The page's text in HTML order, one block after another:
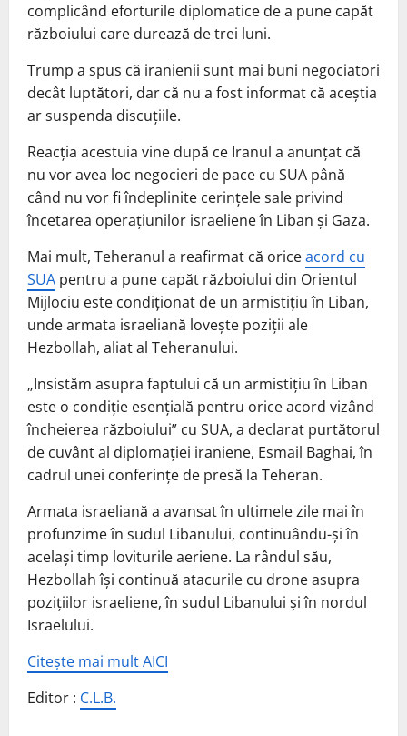
complicând eforturile diplomatice de a pune capăt
războiului care durează de trei luni.
Trump a spus că iranienii sunt mai buni negociatori
decât luptători, dar că nu a fost informat că aceştia
ar suspenda discuţiile.
Reacția acestuia vine după ce Iranul a anunţat că
nu vor avea loc negocieri de pace cu SUA până
când nu vor fi îndeplinite cerinţele sale privind
încetarea operaţiunilor israeliene în Liban şi Gaza.
Mai mult, Teheranul a reafirmat că oriceacord cu
SUA pentru a pune capăt războiului din Orientul
Mijlociu este condiţionat de un armistiţiu în Liban,
unde armata israeliană loveşte poziţii ale
Hezbollah, aliat al Teheranului.
„Insistăm asupra faptului că un armistiţiu în Liban
este o condiţie esenţială pentru orice acord vizând
încheierea războiului” cu SUA, a declarat purtătorul
de cuvânt al diplomaţiei iraniene, Esmail Baghai, în
cadrul unei conferinţe de presă la Teheran.
Armata israeliană a avansat în ultimele zile mai în
profunzime în sudul Libanului, continuându-şi în
acelaşi timp loviturile aeriene. La rândul său,
Hezbollah îşi continuă atacurile cu drone asupra
poziţiilor israeliene, în sudul Libanului şi în nordul
Israelului.
Citește mai mult AICI
Editor : C.L.B.